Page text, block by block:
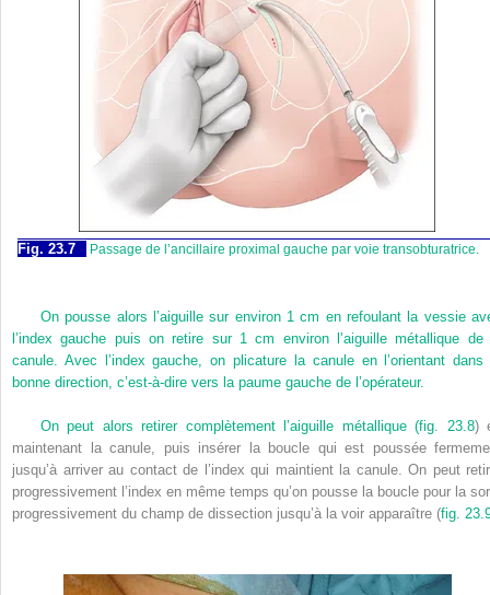
Fig. 23.7 Passage de l’ancillaire proximal gauche par voie transobturatrice.
On pousse alors l’aiguille sur environ 1 cm en refoulant la vessie
l’index gauche puis on retire sur 1 cm environ l’aiguille métallique de
canule. Avec l’index gauche, on plicature la canule en l’orientant dans
bonne direction, c’est-à-dire vers la paume gauche de l’opérateur.
On peut alors retirer complètement l’aiguille métallique (fig. 23.8)
maintenant la canule, puis insérer la boucle qui est poussée
jusqu’à arriver au contact de l’index qui maintient la canule. On peut
progressivement l’index en même temps qu’on pousse la boucle pour la
progressivement du champ de dissection jusqu’à la voir apparaître (fig.